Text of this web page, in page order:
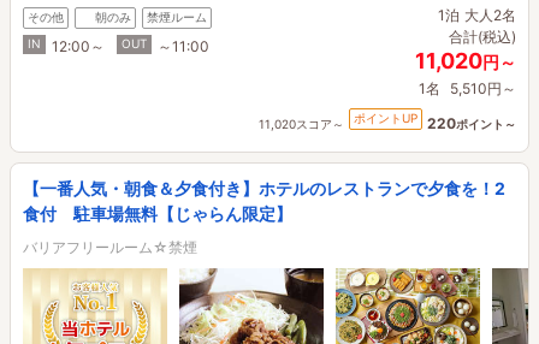
その他 朝のみ
禁煙ルーム
IN
12:00～ OUT ～11:00
1泊 大人2名
合計(税込)
11,020円～
1名 5,510円～
11,020スコア～ ポイントUP 220ポイント～
【一番人気・朝食＆夕食付き】ホテルのレストランで夕食を！2
食付 駐車場無料【じゃらん限定】
バリアフリールーム☆禁煙